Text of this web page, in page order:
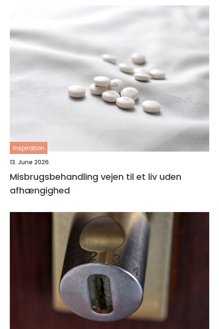
inspiration
13. June 2026
Misbrugsbehandling vejen til et liv uden
afhængighed